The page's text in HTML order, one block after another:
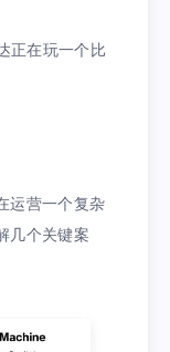
正在玩一个比
运营一个复杂
几个关键案